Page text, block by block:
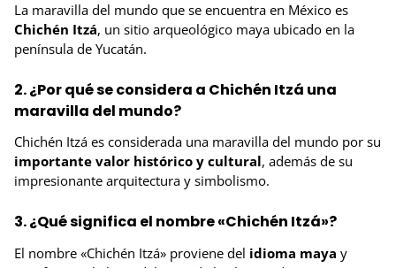
La maravilla del mundo que se encuentra en México es
Chichén Itzá, un sitio arqueológico maya ubicado en la
península de Yucatán.
2. ¿Por qué se considera a Chichén Itzá una
maravilla del mundo?
Chichén Itzá es considerada una maravilla del mundo por su
importante valor histórico y cultural, además de su
impresionante arquitectura y simbolismo.
3. ¿Qué significa el nombre «Chichén Itzá»?
El nombre «Chichén Itzá» proviene del idioma maya y